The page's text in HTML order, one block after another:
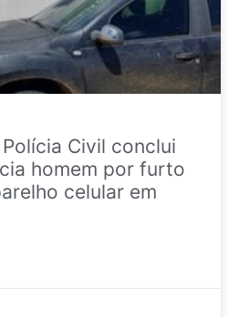
Civil conclui
homem por furto
celular em